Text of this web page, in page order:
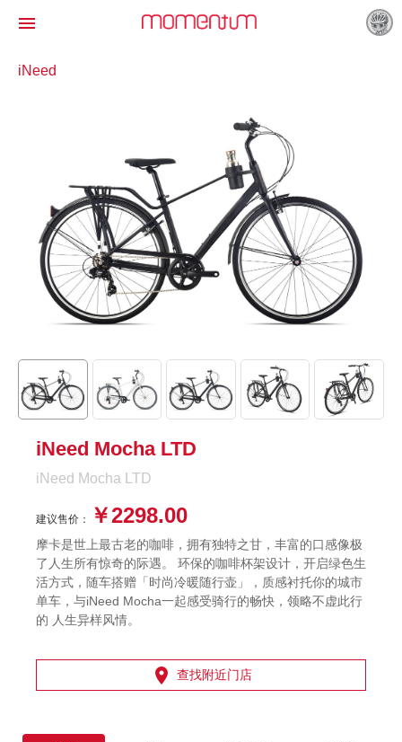

iNeed
iNeed Mocha LTD
iNeed Mocha LTD
建议售价： ￥2298.00
摩卡是世上最古老的咖啡，拥有独特之甘，丰富的口感像极
了人生所有惊奇的际遇。 环保的咖啡杯架设计，开启绿色生
活方式，随车搭赠「时尚冷暖随行壶」，质感衬托你的城市
单车，与iNeed Mocha一起感受骑行的畅快，领略不虚此行
的 人生异样风情。
 查找附近门店